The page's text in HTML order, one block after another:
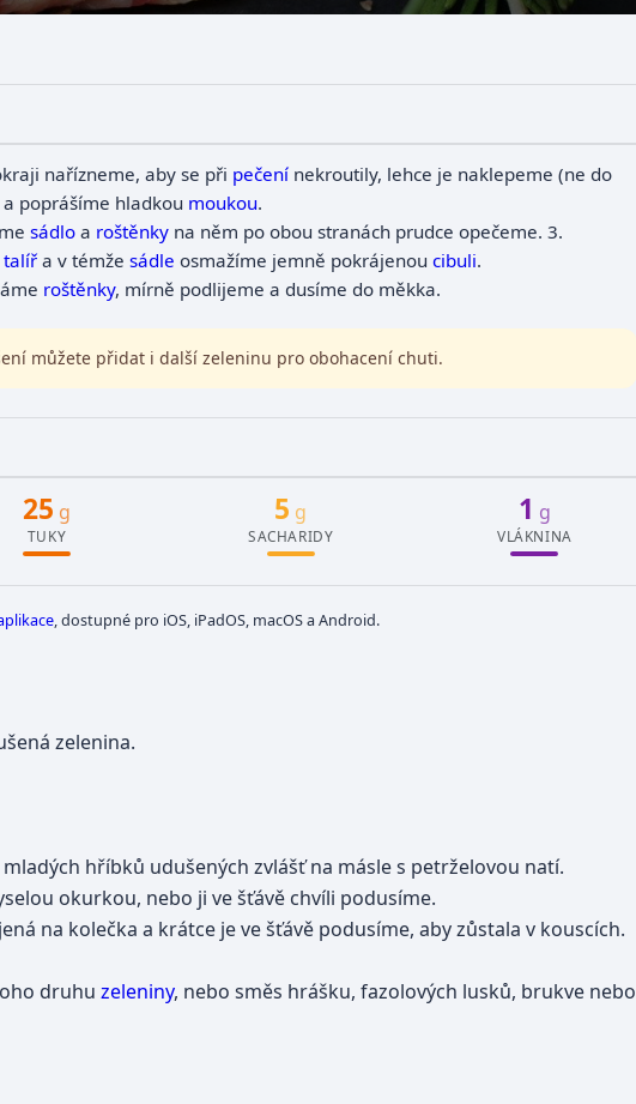
nařízneme, aby se při pečenínekroutily, lehce je naklepeme (ne do
poprášíme hladkou moukou.
sádloa roštěnkyna něm po obou stranách prudce opečeme. 3.
talířa v témže sádle osmažíme jemně pokrájenou cibuli.
roštěnky, mírně podlijeme a dusíme do měkka.
můžete přidat i další zeleninu pro obohacení chuti.
25 g
TUKY
5 g
SACHARIDY
1 g
VLÁKNINA
, dostupné pro iOS, iPadOS, macOS a Android.
zelenina.
hříbků udušených zvlášť na másle s petrželovou natí.
okurkou, nebo ji ve šťávě chvíli podusíme.
na kolečka a krátce je ve šťávě podusíme, aby zůstala v kouscích.
druhu zeleniny, nebo směs hrášku, fazolových lusků, brukve nebo